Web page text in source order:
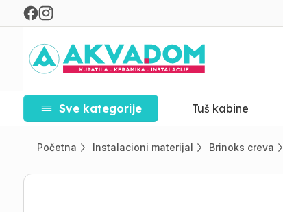
Sve kategorije Tuš kabine
Početna Instalacioni materijal Brinoks creva